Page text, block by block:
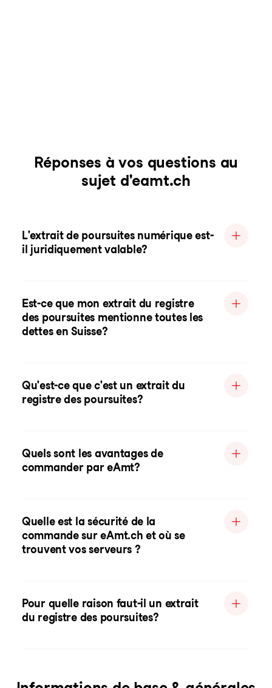
Réponses à vos questions au
sujet d'eamt.ch
L'extrait de poursuites numérique est-
il juridiquement valable?
Est-ce que mon extrait du registre
des poursuites mentionne toutes les
dettes en Suisse?
Qu'est-ce que c'est un extrait du
registre des poursuites?
Quels sont les avantages de
commander par eAmt?
Quelle est la sécurité de la
commande sur eAmt.ch et où se
trouvent vos serveurs ?
Pour quelle raison faut-il un extrait
du registre des poursuites?